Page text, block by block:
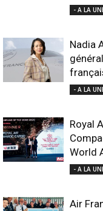
- A LA
Nadia
- A LA
Royal
World
- A LA
Air